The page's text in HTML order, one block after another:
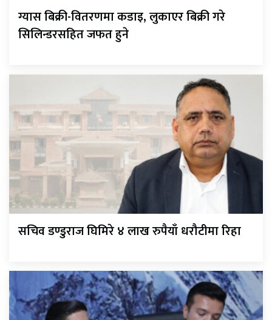
ग्यास बिक्री-वितरणमा कडाइ, लुकाएर बिक्री गरे
सिलिन्डरसहित जफत हुने
सचिव डण्डुराज घिमिरे ४ लाख रुपैयाँ धरौटीमा रिहा